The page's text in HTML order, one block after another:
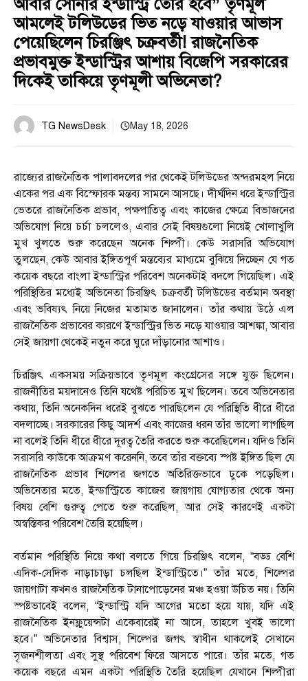
আবার সোনার ইন্ডাস্ট্রি তৈরি হবে” তৃণমূল
আমলেই টলিউডের ভিত নড়ে যাওয়ার আভাস
পেয়েছিলেন চিরঞ্জিৎ চক্রবর্তী! রাজনৈতিক
প্রভাবমুক্ত ইন্ডাস্ট্রির আশায় বিজেপি সরকারের
দিকেই তাকিয়ে তৃণমূলী অভিনেতা?
TG NewsDesk May 18, 2026
রাজ্যের রাজনৈতিক পালাবদলের পর থেকেই টলিউডের অন্দরমহল নিয়ে
একের পর এক বিস্ফোরক মন্তব্য সামনে আসছে। দীর্ঘদিন ধরে ইন্ডাস্ট্রির
ভেতরে রাজনৈতিক প্রভাব, পক্ষপাতিত্ব এবং কাজের ক্ষেত্রে বিভাজনের
অভিযোগ নিয়ে চর্চা চললেও, এবার সেই বিষয়গুলো নিয়েই খোলাখুলি
মুখ খুলতে শুরু করেছেন অনেক শিল্পী। কেউ সরাসরি অভিযোগ
তুলছেন, কেউ আবার ইঙ্গিতপূর্ণ মন্তব্যের মাধ্যমে বুঝিয়ে দিচ্ছেন যে গত
কয়েক বছরে বাংলা ইন্ডাস্ট্রির পরিবেশ অনেকটাই বদলে গিয়েছিল। এই
পরিস্থিতির মধ্যেই অভিনেতা চিরঞ্জিৎ চক্রবর্তী টলিউডের বর্তমান অবস্থা
এবং ভবিষ্যৎ নিয়ে নিজের মতামত জানালেন। তাঁর কথায় উঠে এল
রাজনৈতিক প্রভাবের কারণে ইন্ডাস্ট্রির ভিত নড়ে যাওয়ার আশঙ্কা, আবার
সেই জায়গা থেকেই নতুন করে ঘুরে দাঁড়ানোর আশাও।
চিরঞ্জিৎ একসময় সক্রিয়ভাবে তৃণমূল কংগ্রেসের সঙ্গে যুক্ত ছিলেন।
রাজনীতির ময়দানেও তিনি যথেষ্ট পরিচিত মুখ ছিলেন। তবে অভিনেতার
কথায়, তিনি অনেকদিন ধরেই বুঝতে পারছিলেন যে পরিস্থিতি ধীরে ধীরে
বদলাচ্ছে। সরকারের কিছু আদর্শ এবং কাজের ধরন তাঁর ভালো লাগছিল
না বলেই তিনি ধীরে ধীরে দূরত্ব তৈরি করতে শুরু করেছিলেন। যদিও তিনি
সরাসরি কাউকে আক্রমণ করেননি, তবে তাঁর বক্তব্যে স্পষ্ট ইঙ্গিত ছিল যে
রাজনৈতিক প্রভাব শিল্পের জগতে অতিরিক্তভাবে ঢুকে পড়েছিল।
অভিনেতার মতে, ইন্ডাস্ট্রিতে কাজের জায়গায় যোগ্যতার থেকে অন্য
বিষয় বেশি গুরুত্ব পেতে শুরু করেছিল, আর সেই কারণেই একটা
অস্বস্তিকর পরিবেশ তৈরি হয়েছিল।
বর্তমান পরিস্থিতি নিয়ে কথা বলতে গিয়ে চিরঞ্জিৎ বলেন, “বড্ড বেশি
এদিক-সেদিক নাড়াচাড়া চলছিল ইন্ডাস্ট্রিতে।” তাঁর মতে, শিল্পের
জায়গাটা কখনও রাজনৈতিক টানাপোড়েনের মঞ্চ হওয়া উচিত নয়। তিনি
স্পষ্টভাবেই বলেন, “ইন্ডাস্ট্রি যদি আগের মতো হয়ে যায়, যদি এই
রাজনৈতিক ইনফ্লুয়েন্সটা একেবারেই না আসে, তাহলে খুবই ভালো
হবে।” অভিনেতার বিশ্বাস, শিল্পের জগৎ স্বাধীন থাকলেই সেখানে
সৃজনশীলতা এবং সুস্থ পরিবেশ ফিরে আসতে পারে। তাঁর মতে, গত
কয়েক বছরে এমন একটা পরিস্থিতি তৈরি হয়েছিল যেখানে শিল্পীরা